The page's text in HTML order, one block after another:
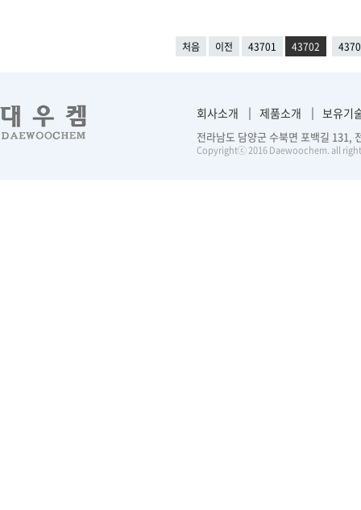
처음 이전 43701 43702
회사소개 제품소개 보유기
전라남도 담양군 수북면 포백길
Copyrightⓒ 2016 Daewoochem. all